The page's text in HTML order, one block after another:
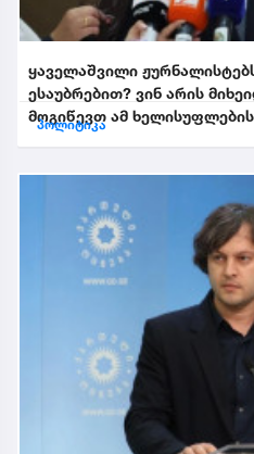
ყაველაშვილი
ესაუბრებით? ვინ არის
მოგიწევთ ამ
პოლიტიკა